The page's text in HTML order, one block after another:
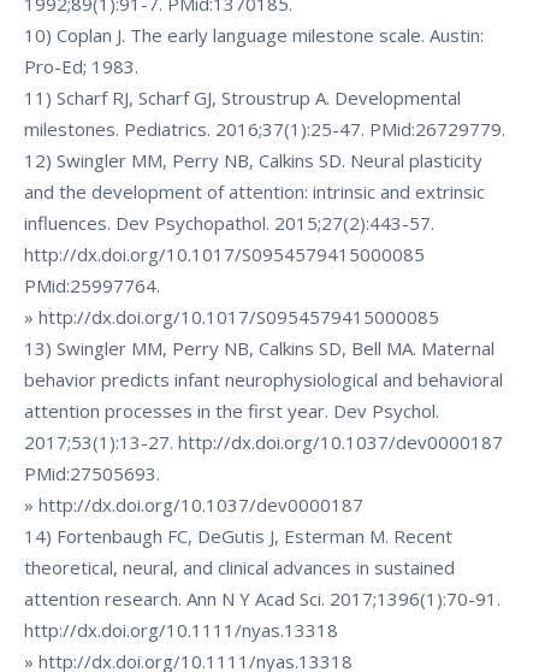
10) Coplan J. The early language milestone scale. Austin:
Pro-Ed; 1983.
11) Scharf RJ, Scharf GJ, Stroustrup A. Developmental
milestones. Pediatrics. 2016;37(1):25-47. PMid:26729779.
12) Swingler MM, Perry NB, Calkins SD. Neural plasticity
and the development of attention: intrinsic and extrinsic
influences. Dev Psychopathol. 2015;27(2):443-57.
http://dx.doi.org/10.1017/S0954579415000085
PMid:25997764.
» http://dx.doi.org/10.1017/S0954579415000085
13) Swingler MM, Perry NB, Calkins SD, Bell MA. Maternal
behavior predicts infant neurophysiological and behavioral
attention processes in the first year. Dev Psychol.
2017;53(1):13-27. http://dx.doi.org/10.1037/dev0000187
PMid:27505693.
» http://dx.doi.org/10.1037/dev0000187
14) Fortenbaugh FC, DeGutis J, Esterman M. Recent
theoretical, neural, and clinical advances in sustained
attention research. Ann N Y Acad Sci. 2017;1396(1):70-91.
http://dx.doi.org/10.1111/nyas.13318
» http://dx.doi.org/10.1111/nyas.13318